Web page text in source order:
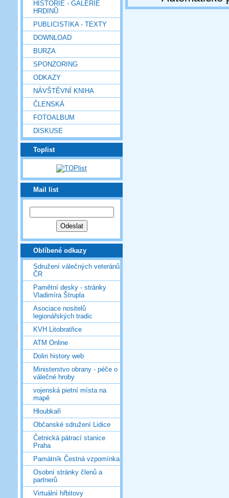
HISTORIE - GALERIE
HRDINŮ
PUBLICISTIKA - TEXTY
DOWNLOAD
BURZA
SPONZORING
ODKAZY
NÁVŠTĚVNÍ KNIHA
ČLENSKÁ
FOTOALBUM
DISKUSE
Toplist
Mail list
Oblíbené odkazy
Sdružení válečných veteránů
ČR
Pamětní desky - stránky
Vladimíra Štrupla
Asociace nositelů
legionářských tradic
KVH Litobratřice
ATM Online
Dolin history web
Ministerstvo obrany - péče o
válečné hroby
vojenská pietní místa na
mapě
Hloubkaři
Občanské sdružení Lidice
Četnická pátrací stanice
Praha
Památník Čestná vzpomínka
Osobní stránky členů a
partnerů
Virtuální hřbitovy